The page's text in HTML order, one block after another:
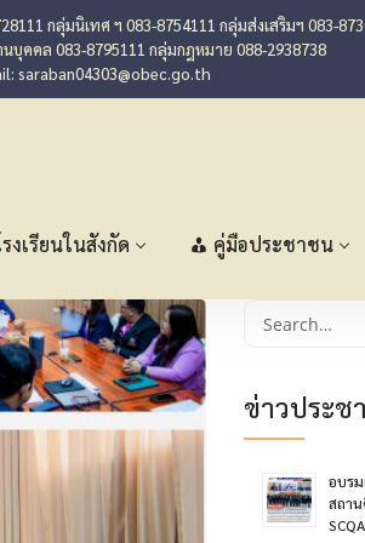
กลุ่มนิเทศ ฯ 083-8754111 กลุ่มส่งเสริมฯ 083-
บุคคล 083-8795111 กลุ่มกฎหมาย 088-2938738
saraban04303@obec.go.th
งเรียนในสังกัด คู่มือประชาชน
Search
ข่าวประช
อบร
สถา